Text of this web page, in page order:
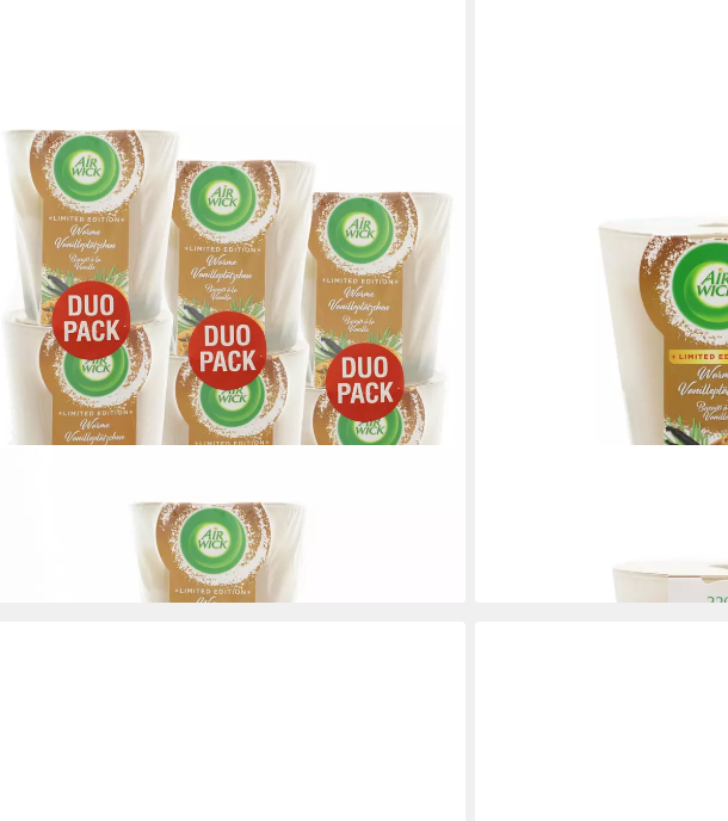
Duftkerze 3 x Wohlfühl Duftkerze Warme Vanilleplätzchen
lieferbar - in 2-3 Werktagen bei dir lieferbar - in 2-3 Werktagen bei dir